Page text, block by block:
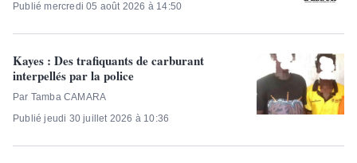
Publié mercredi 05 août 2026 à 14:50
Kayes : Des trafiquants de carburant
interpellés par la police
Par Tamba CAMARA
Publié jeudi 30 juillet 2026 à 10:36